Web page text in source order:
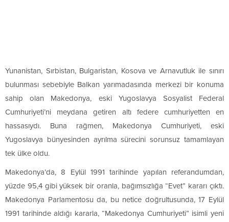
Yunanistan, Sırbistan, Bulgaristan, Kosova ve Arnavutluk ile sınırı
bulunması sebebiyle Balkan yarımadasında merkezi bir konuma
sahip olan Makedonya, eski Yugoslavya Sosyalist Federal
Cumhuriyeti’ni meydana getiren altı federe cumhuriyetten en
hassasıydı. Buna rağmen, Makedonya Cumhuriyeti, eski
Yugoslavya bünyesinden ayrılma sürecini sorunsuz tamamlayan
tek ülke oldu.
Makedonya’da, 8 Eylül 1991 tarihinde yapılan referandumdan,
yüzde 95,4 gibi yüksek bir oranla, bağımsızlığa “Evet” kararı çıktı.
Makedonya Parlamentosu da, bu netice doğrultusunda, 17 Eylül
1991 tarihinde aldığı kararla, “Makedonya Cumhuriyeti” isimli yeni